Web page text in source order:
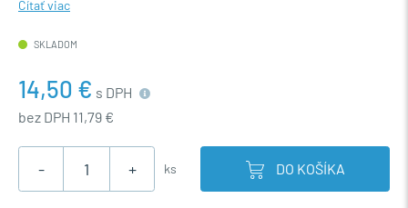
Čítať viac
SKLADOM
14,50 € s DPH
bez DPH 11,79 €
- + ks DO KOŠÍKA